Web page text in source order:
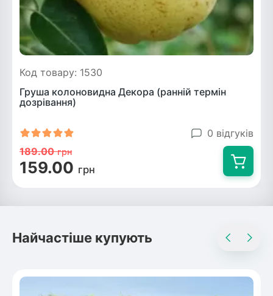
Код товару: 1530
Груша колоновидна Декора (ранній термін
дозрівання)
0 відгуків
189.00 грн
159.00 грн
Найчастіше купують